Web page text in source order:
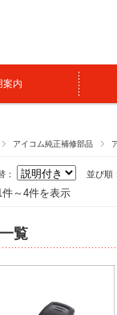
案内
アイコム純正補修部品
： 並び順
件～4件を表示
覧